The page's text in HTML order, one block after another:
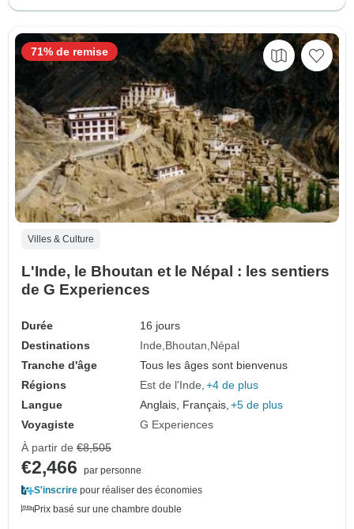
Villes & Culture
L'Inde, le Bhoutan et le Népal : les sentiers
de G Experiences
Durée
16 jours
Destinations
Inde Bhoutan Népal
Tranche d'âge
Tous les âges sont bienvenus
Régions
Est de l'Inde +4 de plus
Langue
Anglais, Français, +5 de plus
Voyagiste
G Experiences
71% de remise
À partir de €8,505
€2,466
par personne
S'inscrire pour réaliser des économies
Prix basé sur une chambre double